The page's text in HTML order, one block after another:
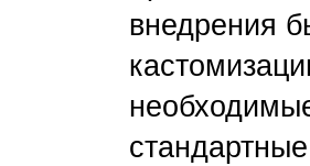
внедрения